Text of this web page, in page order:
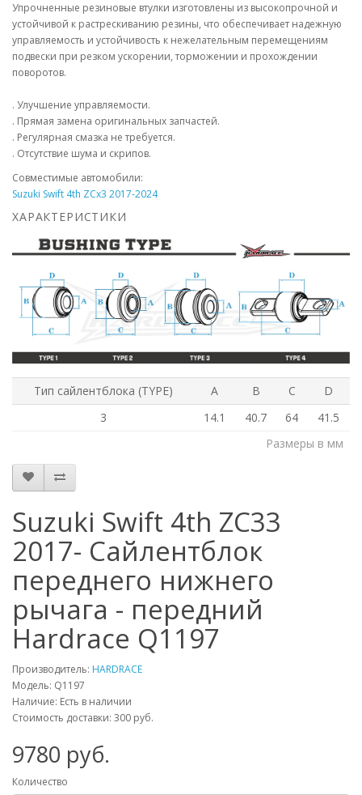
Упрочненные резиновые втулки изготовлены из высокопрочной и
устойчивой к растрескиванию резины, что обеспечивает надежную
управляемость и устойчивость к нежелательным перемещениям
подвески при резком ускорении, торможении и прохождении
поворотов.
. Улучшение управляемости.
. Прямая замена оригинальных запчастей.
. Регулярная смазка не требуется.
. Отсутствие шума и скрипов.
Совместимые автомобили:
Suzuki Swift 4th ZCx3 2017-2024
ХАРАКТЕРИСТИКИ
Тип сайлентблока (TYPE) A B C
D
3
14.1 40.7 64
41.5
Размеры в мм
Suzuki Swift 4th ZC33
2017- Сайлентблок
переднего нижнего
рычага - передний
Hardrace Q1197
Производитель: HARDRACE
Модель: Q1197
Наличие: Есть в наличии
Стоимость доставки: 300 руб.
9780 руб.
Количество